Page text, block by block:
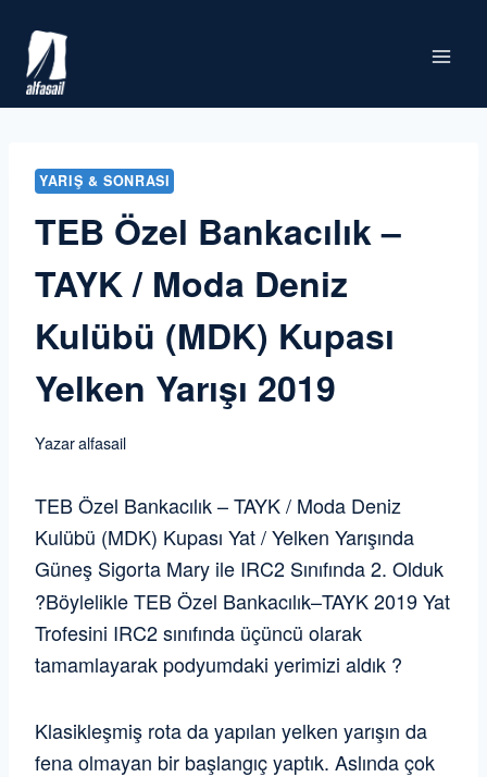
content
YARIŞ & SONRASI
TEB Özel Bankacılık –
TAYK / Moda Deniz
Kulübü (MDK) Kupası
Yelken Yarışı 2019
Yazaralfasail
TEB Özel Bankacılık – TAYK / Moda Deniz
Kulübü (MDK) Kupası Yat / Yelken Yarışında
Güneş Sigorta Mary ile IRC2 Sınıfında 2. Olduk
?Böylelikle TEB Özel Bankacılık–TAYK 2019 Yat
Trofesini IRC2 sınıfında üçüncü olarak
tamamlayarak podyumdaki yerimizi aldık ?
Klasikleşmiş rota da yapılan yelken yarışın da
fena olmayan bir başlangıç yaptık. Aslında çok